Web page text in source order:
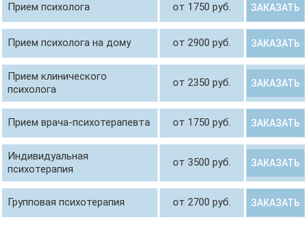
Прием психолога от 1750 руб. ЗАКАЗАТЬ
Прием психолога на дому от 2900 руб. ЗАКАЗАТЬ
Прием клинического
психолога
от 2350 руб. ЗАКАЗАТЬ
Прием врача-психотерапевта от 1750 руб. ЗАКАЗАТЬ
Индивидуальная
психотерапия
от 3500 руб. ЗАКАЗАТЬ
Групповая психотерапия от 2700 руб. ЗАКАЗАТЬ